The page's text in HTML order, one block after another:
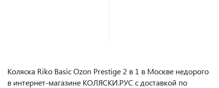
Коляска Riko Basic Ozon Prestige 2 в 1 в Москве недорого
в интернет-магазине КОЛЯСКИ.РУС с доставкой по